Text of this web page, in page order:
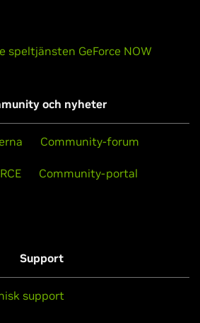
speltjänsten GeForce NOW
och nyheter
Community-forum
Community-portal
Support
support